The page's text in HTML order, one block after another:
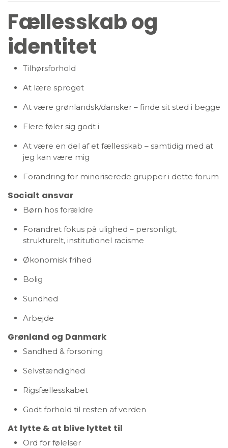
Fællesskab og
identitet
Tilhørsforhold
At lære sproget
At være grønlandsk/dansker – finde sit sted i begge
Flere føler sig godt i
At være en del af et fællesskab – samtidig med at
jeg kan være mig
Forandring for minoriserede grupper i dette forum
Socialt ansvar
Børn hos forældre
Forandret fokus på ulighed – personligt,
strukturelt, institutionel racisme
Økonomisk frihed
Bolig
Sundhed
Arbejde
Grønland og Danmark
Sandhed & forsoning
Selvstændighed
Rigsfællesskabet
Godt forhold til resten af verden
At lytte & at blive lyttet til
Ord for følelser